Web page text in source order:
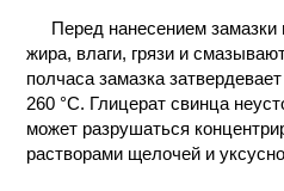
ФАКТОРЫ
МЕТОДЫ
ПРАКТИЧЕСКОЙ
ХИМИИ
Перед нанесением
жира, влаги, грязи и
полчаса замазка
260 °С. Глицерат свинца
может разрушаться
растворами щелочей и